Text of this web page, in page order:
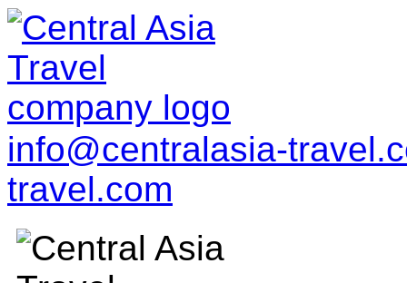
info@centralasia-
travel.com